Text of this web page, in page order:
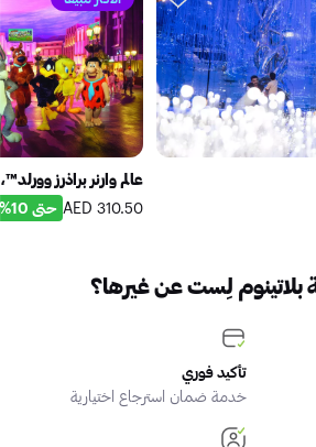
عالم وارنر براذرز
310.50 AED
حتى 10%
بلاتينوم لِست عن غيرها؟
تأكيد فوري
خدمة ضمان استرجاع اختيارية